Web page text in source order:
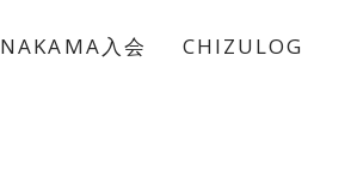
NAKAMA入会 CHIZULOG